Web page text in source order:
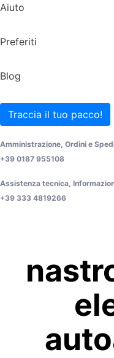
Aiuto
Preferiti
Blog
Traccia il tuo pacco!
Amministrazione, Ordini e
+39 0187 955108
Assistenza tecnica,
+39 333 4819266